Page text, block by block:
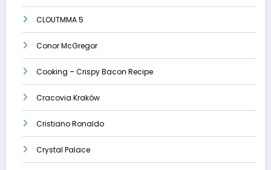
CLOUTMMA 5
Conor McGregor
Cooking – Crispy Bacon Recipe
Cracovia Kraków
Cristiano Ronaldo
Crystal Palace